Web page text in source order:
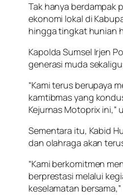
Tak hanya berdampak
ekonomi lokal di
hingga tingkat hunian
Kapolda Sumsel Irjen
generasi muda
“Kami terus berupaya
kamtibmas yang
Kejurnas Motoprix ini,”
Sementara itu, Kabid
dan olahraga akan
“Kami berkomitmen
berprestasi melalui
keselamatan